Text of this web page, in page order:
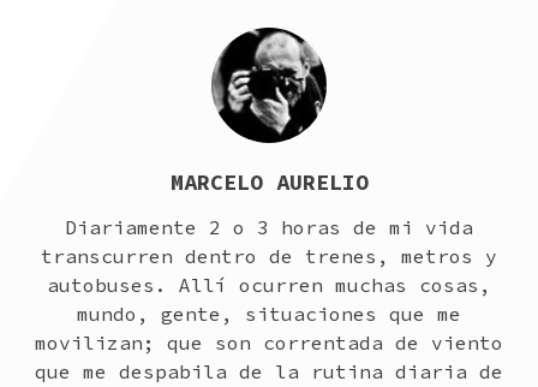
MARCELO AURELIO
Diariamente 2 o 3 horas de mi vida
transcurren dentro de trenes, metros y
autobuses. Allí ocurren muchas cosas,
mundo, gente, situaciones que me
movilizan; que son correntada de viento
que me despabila de la rutina diaria de